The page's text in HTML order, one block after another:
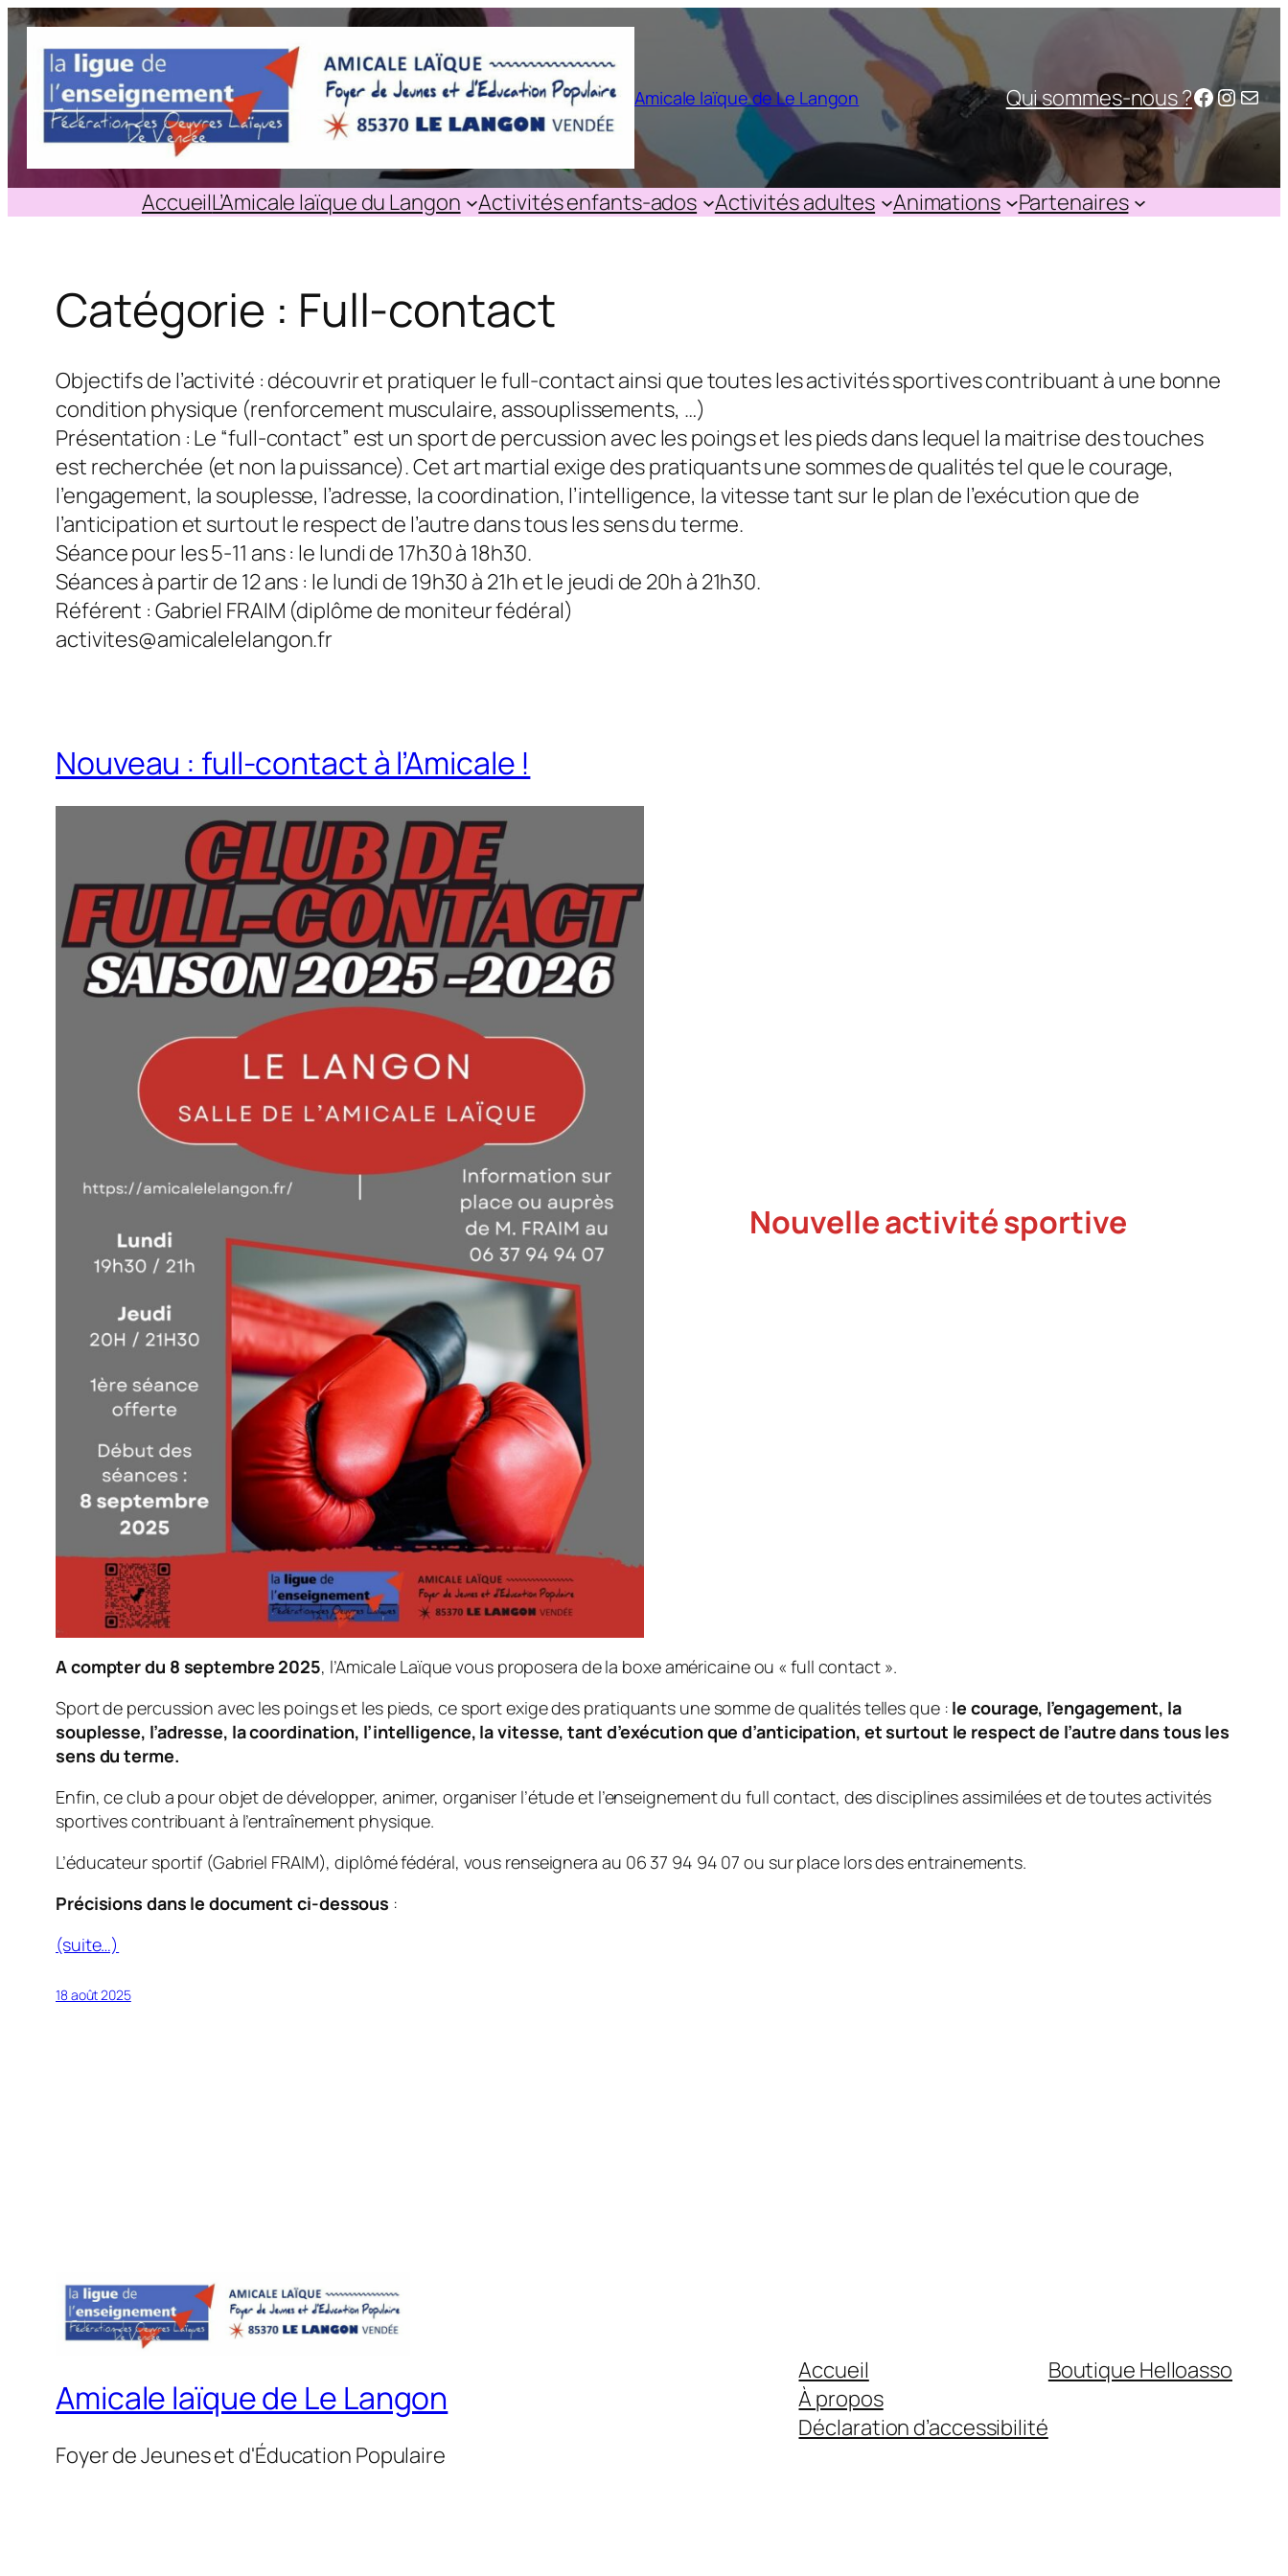
Aller
contenu
Amicale laïque de Le Langon Qui sommes-nous ? E-mail
AccueilL’Amicale laïque du Langon Activités enfants-ados Activités adultes Animations Partenaires
Catégorie : Full-contact
Objectifs de l’activité : découvrir et pratiquer le full-contact ainsi que toutes les activités sportives contribuant à une bonne
condition physique (renforcement musculaire, assouplissements, …)
Présentation : Le “full-contact” est un sport de percussion avec les poings et les pieds dans lequel la maitrise des touches
est recherchée (et non la puissance). Cet art martial exige des pratiquants une sommes de qualités tel que le courage,
l’engagement, la souplesse, l’adresse, la coordination, l’intelligence, la vitesse tant sur le plan de l’exécution que de
l’anticipation et surtout le respect de l’autre dans tous les sens du terme.
Séance pour les 5-11 ans : le lundi de 17h30 à 18h30.
Séances à partir de 12 ans : le lundi de 19h30 à 21h et le jeudi de 20h à 21h30.
Référent : Gabriel FRAIM (diplôme de moniteur fédéral)
activites@amicalelelangon.fr
Nouveau : full-contact à l’Amicale !
Nouvelle activité sportive
A compter du 8 septembre 2025, l’Amicale Laïque vous proposera de la boxe américaine ou « full contact ».
Sport de percussion avec les poings et les pieds, ce sport exige des pratiquants une somme de qualités telles que : le courage, l’engagement, la
souplesse, l’adresse, la coordination, l’intelligence, la vitesse, tant d’exécution que d’anticipation, et surtout le respect de l’autre dans tous les
sens du terme.
Enfin, ce club a pour objet de développer, animer, organiser l’étude et l’enseignement du full contact, des disciplines assimilées et de toutes activités
sportives contribuant à l’entraînement physique.
L’éducateur sportif (Gabriel FRAIM), diplômé fédéral, vous renseignera au 06 37 94 94 07 ou sur place lors des entrainements.
Précisions dans le document ci-dessous :
(suite…)
18 août 2025
Amicale laïque de Le Langon
Foyer de Jeunes et d'Éducation Populaire
Accueil
À propos
Déclaration d’accessibilité
Boutique Helloasso